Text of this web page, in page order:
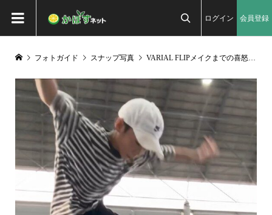

ログイン 会員登録
フォトガイド スナップ写真 VARIAL FLIPメイクまでの喜怒哀楽